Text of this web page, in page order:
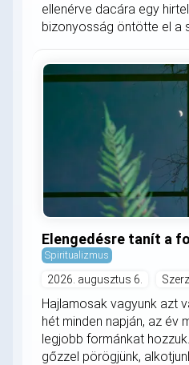
ellenérve dacára egy
bizonyosság öntötte el a
Elengedésre tanít a
Spiritualizmus
2026. augusztus 6.
Hajlamosak vagyunk azt
hét minden napján, az év
legjobb formánkat
gőzzel pörögjünk,